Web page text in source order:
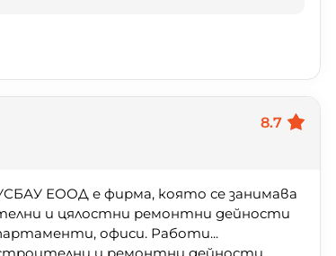
8.7
ЕООД е фирма, която се занимава
и цялостни ремонтни дейности
офиси. Работи...